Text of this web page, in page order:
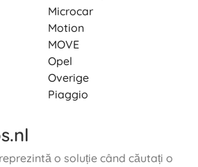
Microcar
Motion
MOVE
Opel
Overige
Piaggio
o soluție când căutați o